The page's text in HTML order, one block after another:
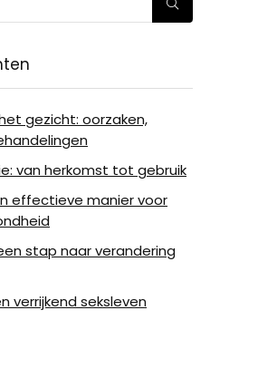
gezicht: oorzaken,
van herkomst tot gebruik
effectieve manier voor
stap naar verandering
verrijkend seksleven